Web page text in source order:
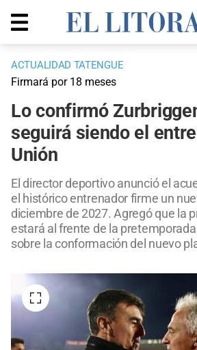
ACTUALIDAD TATENGUE
Firmará por 18 meses
Lo confirmó
seguirá siendo el
Unión
El director deportivo anunció el
el histórico entrenador firme un
diciembre de 2027. Agregó que la
estará al frente de la
sobre la conformación del nuevo